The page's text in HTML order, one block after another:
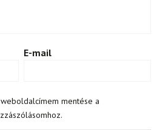
E-mail
mentése a